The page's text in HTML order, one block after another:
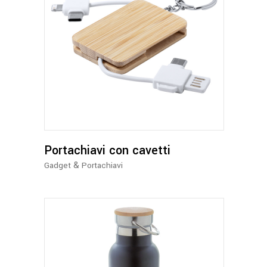
Portachiavi con cavetti
Gadget & Portachiavi